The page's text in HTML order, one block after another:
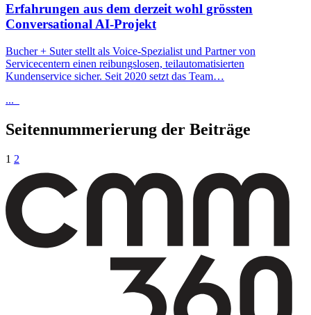
Erfahrungen aus dem derzeit wohl grössten
Conversational AI-Projekt
Bucher + Suter stellt als Voice-Spezialist und Partner von
Servicecentern einen reibungslosen, teilautomatisierten
Kundenservice sicher. Seit 2020 setzt das Team…
...
Seitennummerierung der Beiträge
1 2